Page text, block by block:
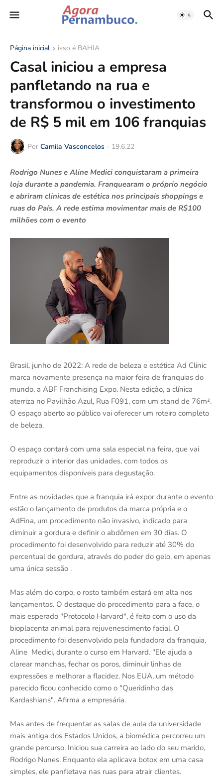
Página inicial isso é BAHIA
Casal iniciou a empresa
panfletando na rua e
transformou o investimento
de R$ 5 mil em 106 franquias
Por Camila Vasconcelos - 19.6.22
Rodrigo Nunes e Aline Medici conquistaram a primeira
loja durante a pandemia. Franquearam o próprio negócio
e abriram clinicas de estética nos principais shoppings e
ruas do País. A rede estima movimentar mais de R$100
milhões com o evento
Brasil, junho de 2022: A rede de beleza e estética Ad Clinic
marca novamente presença na maior feira de franquias do
mundo, a ABF Franchising Expo. Nesta edição, a clínica
aterriza no Pavilhão Azul, Rua F091, com um stand de 76m².
O espaço aberto ao público vai oferecer um roteiro completo
de beleza.
O espaço contará com uma sala especial na feira, que vai
reproduzir o interior das unidades, com todos os
equipamentos disponíveis para degustação.
Entre as novidades que a franquia irá expor durante o evento
estão o lançamento de produtos da marca própria e o
AdFina, um procedimento não invasivo, indicado para
diminuir a gordura e definir o abdômen em 30 dias. O
procedimento foi desenvolvido para reduzir até 30% do
percentual de gordura, através do poder do gelo, em apenas
uma única sessão .
Mas além do corpo, o rosto também estará em alta nos
lançamentos. O destaque do procedimento para a face, o
mais esperado "Protocolo Harvard", é feito com o uso da
bioplacenta animal para rejuvenescimento facial. O
procedimento foi desenvolvido pela fundadora da franquia,
Aline Medici, durante o curso em Harvard. "Ele ajuda a
clarear manchas, fechar os poros, diminuir linhas de
expressões e melhorar a flacidez. Nos EUA, um método
parecido ficou conhecido como o "Queridinho das
Kardashians". Afirma a empresária.
Mas antes de frequentar as salas de aula da universidade
mais antiga dos Estados Unidos, a biomédica percorreu um
grande percurso. Iniciou sua carreira ao lado do seu marido,
Rodrigo Nunes. Enquanto ela aplicava botox em uma casa
simples, ele panfletava nas ruas para atrair clientes.